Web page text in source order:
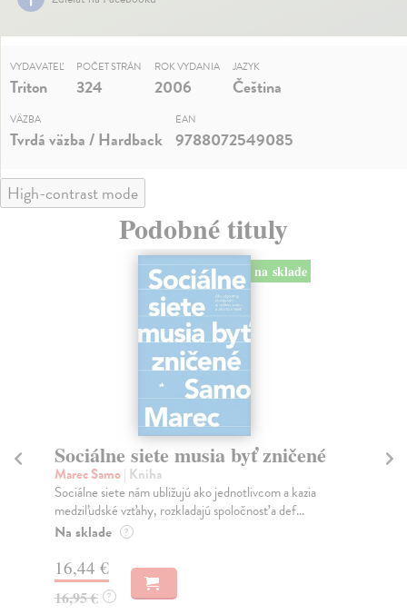
VYDAVATEĽ
Triton
POČET STRÁN
324
ROK VYDANIA
2006
JAZYK
Čeština
VÄZBA
Tvrdá väzba / Hardback
EAN
9788072549085
High-contrast mode
Podobné tituly
na sklade
Sociálne siete musia byť zničené
Marec Samo| Kniha
Sociálne siete nám ubližujú ako jednotlivcom a kazia
medziľudské vzťahy, rozkladajú spoločnosť a def...
Na sklade ?
16,44 €
16,95 € ?